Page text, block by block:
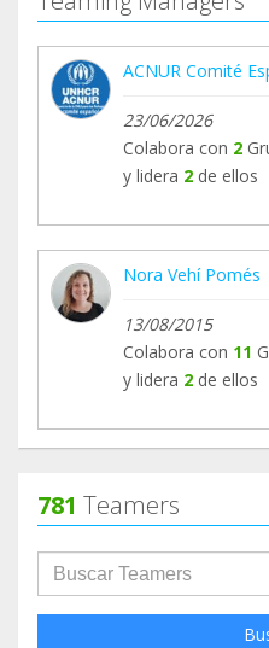
oportunidades de
principales
regresan. Por ello,
tanto en los puntos de
comunidades de
a las familias en una
Gracias a todos los y las
posible esta respuesta
ACNUR Comité
23/06/2026
Colabora con 2
y lidera 2 de ellos
Nora Vehí Pomés
13/08/2015
Colabora con 11
y lidera 2 de ellos
781 Teamers